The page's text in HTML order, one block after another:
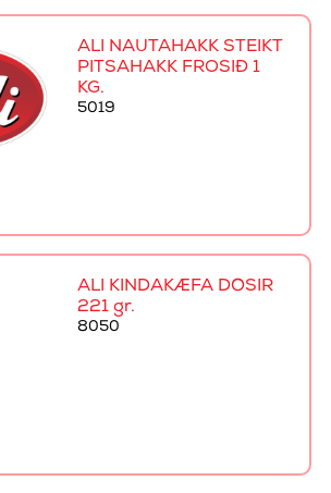
ALI NAUTAHAKK STEIKT
PITSAHAKK FROSIÐ 1
KG.
5019
ALI KINDAKÆFA DÓSIR
221 gr.
8050